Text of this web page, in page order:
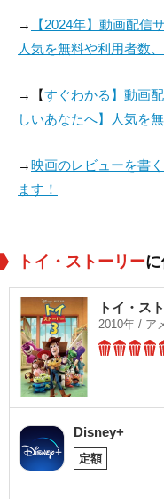
→
【2024年】動画配信
人気を無料や利用者数
→【すぐわかる】動画
しいあなたへ】人気を
→映画のレビューを書
ます！
トイ・ストーリー
トイ・ス
2010年 / ア
Disney+
定額